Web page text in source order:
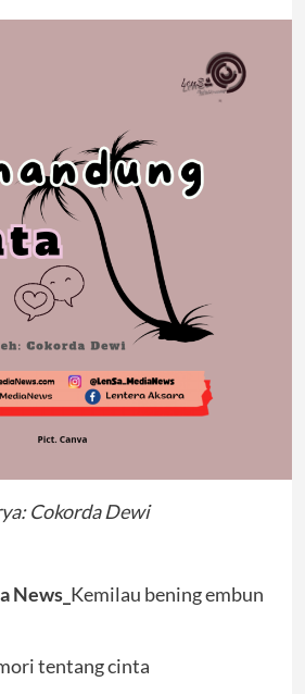
Cokorda Dewi
News_ Kemilau bening embun
tentang cinta